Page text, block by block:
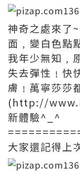
神奇之處來了
面﹐變白色點
我年少無知﹐
失去彈性﹗快
膚﹗萬寧莎莎
(http://
新體驗^_^
大家還記得上